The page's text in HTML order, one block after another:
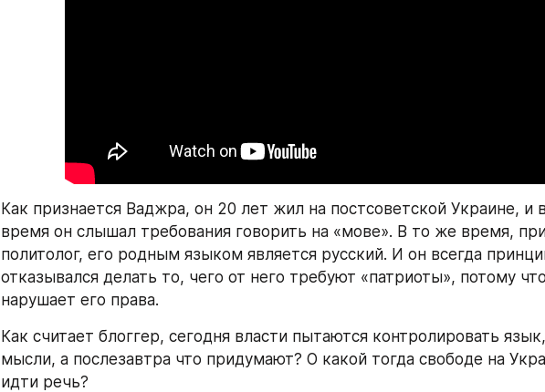
Как признается Ваджра, он 20 лет жил на постсоветской Украине, и
время он слышал требования говорить на «мове». В то же время,
политолог, его родным языком является русский. И он всегда
отказывался делать то, чего от него требуют «патриоты», потому
нарушает его права.
Как считает блоггер, сегодня власти пытаются контролировать
мысли, а послезавтра что придумают? О какой тогда свободе на
идти речь?